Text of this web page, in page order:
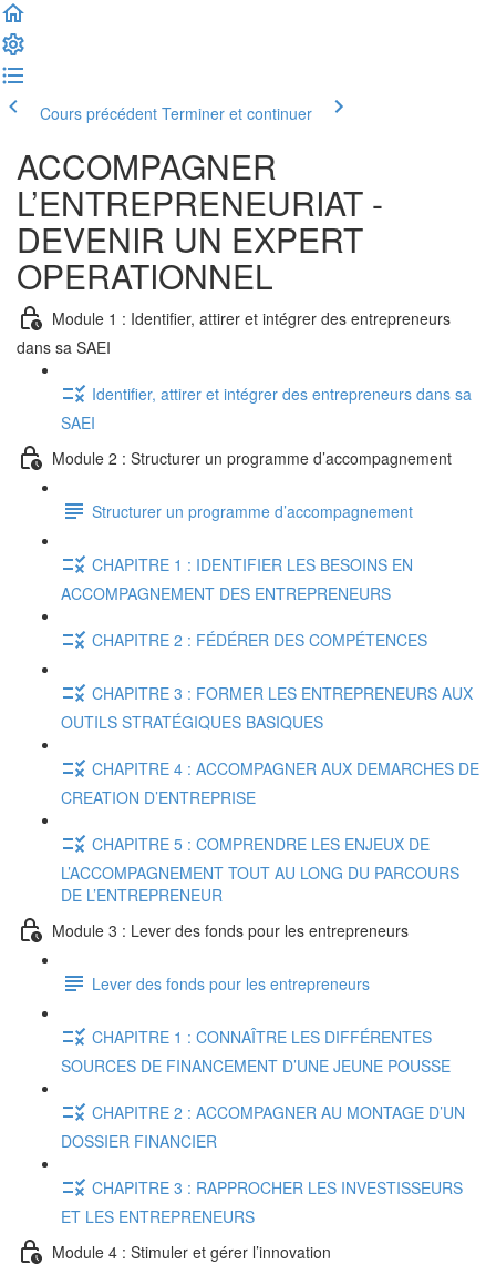
Cours précédent Terminer et continuer
ACCOMPAGNER
L’ENTREPRENEURIAT -
DEVENIR UN EXPERT
OPERATIONNEL
Module 1 : Identifier, attirer et intégrer des entrepreneurs
dans sa SAEI
Identifier, attirer et intégrer des entrepreneurs dans sa
SAEI
Module 2 : Structurer un programme d’accompagnement
Structurer un programme d’accompagnement
CHAPITRE 1 : IDENTIFIER LES BESOINS EN
ACCOMPAGNEMENT DES ENTREPRENEURS
CHAPITRE 2 : FÉDÉRER DES COMPÉTENCES
CHAPITRE 3 : FORMER LES ENTREPRENEURS AUX
OUTILS STRATÉGIQUES BASIQUES
CHAPITRE 4 : ACCOMPAGNER AUX DEMARCHES DE
CREATION D’ENTREPRISE
CHAPITRE 5 : COMPRENDRE LES ENJEUX DE
L’ACCOMPAGNEMENT TOUT AU LONG DU PARCOURS
DE L’ENTREPRENEUR
Module 3 : Lever des fonds pour les entrepreneurs
Lever des fonds pour les entrepreneurs
CHAPITRE 1 : CONNAÎTRE LES DIFFÉRENTES
SOURCES DE FINANCEMENT D’UNE JEUNE POUSSE
CHAPITRE 2 : ACCOMPAGNER AU MONTAGE D’UN
DOSSIER FINANCIER
CHAPITRE 3 : RAPPROCHER LES INVESTISSEURS
ET LES ENTREPRENEURS
Module 4 : Stimuler et gérer l’innovation